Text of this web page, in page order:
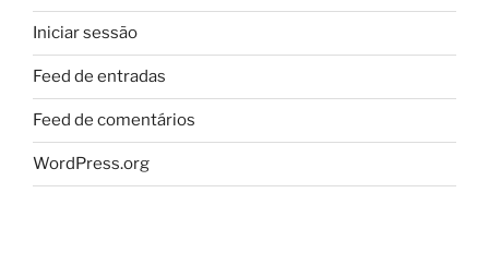
Iniciar sessão
Feed de entradas
Feed de comentários
WordPress.org